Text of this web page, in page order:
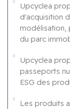
Upcyclea
d'acquisition
modélisation,
du parc
Upcyclea
passeports
ESG des
Les produits